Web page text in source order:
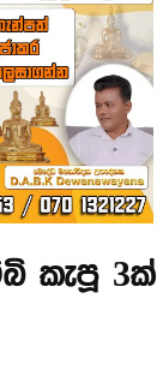
කැපූ